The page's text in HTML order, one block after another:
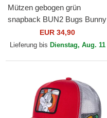
Mützen gebogen grün
snapback BUN2 Bugs Bunny
Looney Tunes von Capslab
EUR 34,90
Lieferung bis Dienstag, Aug. 11